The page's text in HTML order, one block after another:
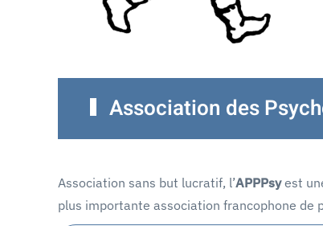
Association des
Association sans but lucratif, l’APPPsyest
plus importante association francophone de